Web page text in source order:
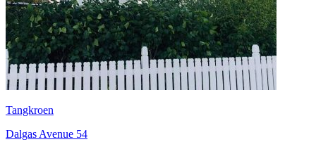
Tangkroen
Dalgas Avenue 54